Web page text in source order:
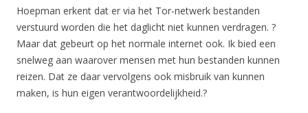
Hoepman erkent dat er via het Tor-netwerk bestanden
verstuurd worden die het daglicht niet kunnen verdragen. ?
Maar dat gebeurt op het normale internet ook. Ik bied een
snelweg aan waarover mensen met hun bestanden kunnen
reizen. Dat ze daar vervolgens ook misbruik van kunnen
maken, is hun eigen verantwoordelijkheid.?